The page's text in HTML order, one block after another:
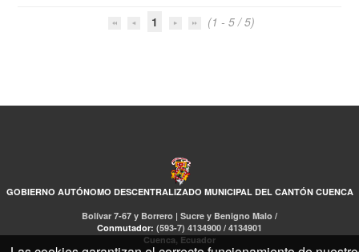
1 (1 - 5 / 5)
GOBIERNO AUTÓNOMO DESCENTRALIZADO MUNICIPAL DEL CANTÓN CUENCA
Bolívar 7-67 y Borrero | Sucre y Benigno Malo /
Conmutador: (593-7) 4134900 / 4134901
Cuenca, Ecuador